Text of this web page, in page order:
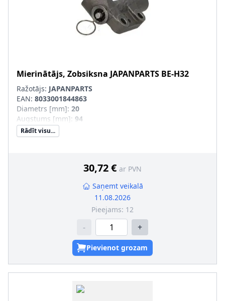
Mierinātājs, Zobsiksna JAPANPARTS BE-H32
Ražotājs: JAPANPARTS
EAN: 8033001844863
Diametrs [mm]: 20
Augstums [mm]: 94
Rādīt visu...
30,72 € ar PVN
Saņemt veikalā
11.08.2026
Pieejams: 12
- +
Pievienot grozam